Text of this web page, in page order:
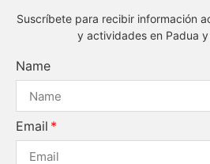
Suscríbete para recibir información
y actividades en Padua
Name
Email